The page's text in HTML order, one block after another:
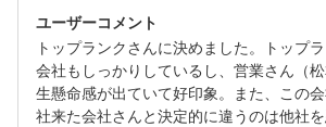
ユーザーコメント
トップランクさんに決めました。トップ
会社もしっかりしているし、営業さん（
生懸命感が出ていて好印象。また、この
社来た会社さんと決定的に違うのは他社